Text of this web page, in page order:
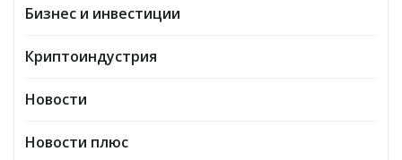
Бизнес и инвестиции
Криптоиндустрия
Новости
Новости плюс